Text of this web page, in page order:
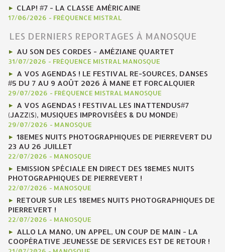
CLAP! #7 - LA CLASSE AMÉRICAINE
17/06/2026 - FRÉQUENCE MISTRAL
LES DERNIERS REPORTAGES À MANOSQUE
AU SON DES CORDES - AMÉZIANE QUARTET
31/07/2026 - FRÉQUENCE MISTRAL MANOSQUE
A VOS AGENDAS ! LE FESTIVAL RE-SOURCES, DANSES
#5 DU 7 AU 9 AOÛT 2026 À MANE ET FORCALQUIER
29/07/2026 - FRÉQUENCE MISTRAL MANOSQUE
A VOS AGENDAS ! FESTIVAL LES INATTENDUS#7
(JAZZ(S), MUSIQUES IMPROVISÉES & DU MONDE)
29/07/2026 - MANOSQUE
18EMES NUITS PHOTOGRAPHIQUES DE PIERREVERT DU
23 AU 26 JUILLET
22/07/2026 - MANOSQUE
EMISSION SPÉCIALE EN DIRECT DES 18EMES NUITS
PHOTOGRAPHIQUES DE PIERREVERT !
22/07/2026 - MANOSQUE
RETOUR SUR LES 18EMES NUITS PHOTOGRAPHIQUES DE
PIERREVERT !
22/07/2026 - MANOSQUE
ALLO LA MANO, UN APPEL, UN COUP DE MAIN - LA
COOPÉRATIVE JEUNESSE DE SERVICES EST DE RETOUR !